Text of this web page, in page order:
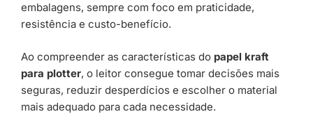
embalagens, sempre com foco em praticidade,
resistência e custo-benefício.
Ao compreender as características do papel kraft
para plotter, o leitor consegue tomar decisões mais
seguras, reduzir desperdícios e escolher o material
mais adequado para cada necessidade.